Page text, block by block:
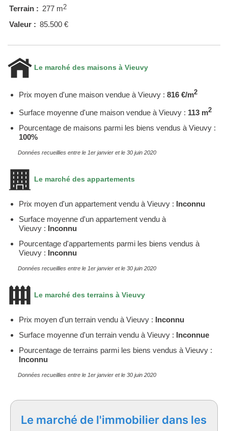
Terrain : 277 m2
Valeur : 85.500 €
Le marché des maisons à Vieuvy
Prix moyen d'une maison vendue à Vieuvy : 816 €/m2
Surface moyenne d'une maison vendue à Vieuvy : 113 m2
Pourcentage de maisons parmi les biens vendus à Vieuvy :
100%
Données recueillies entre le 1er janvier et le 30 juin 2020
Le marché des appartements
Prix moyen d'un appartement vendu à Vieuvy : Inconnu
Surface moyenne d'un appartement vendu à
Vieuvy : Inconnu
Pourcentage d'appartements parmi les biens vendus à
Vieuvy : Inconnu
Données recueillies entre le 1er janvier et le 30 juin 2020
Le marché des terrains à Vieuvy
Prix moyen d'un terrain vendu à Vieuvy : Inconnu
Surface moyenne d'un terrain vendu à Vieuvy : Inconnue
Pourcentage de terrains parmi les biens vendus à Vieuvy :
Inconnu
Données recueillies entre le 1er janvier et le 30 juin 2020
Le marché de l'immobilier dans les